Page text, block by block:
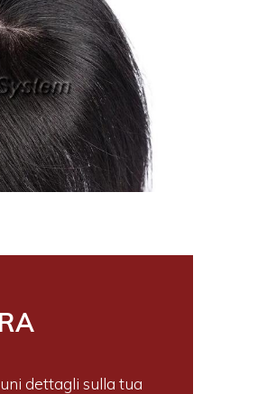
dettagli sulla tua